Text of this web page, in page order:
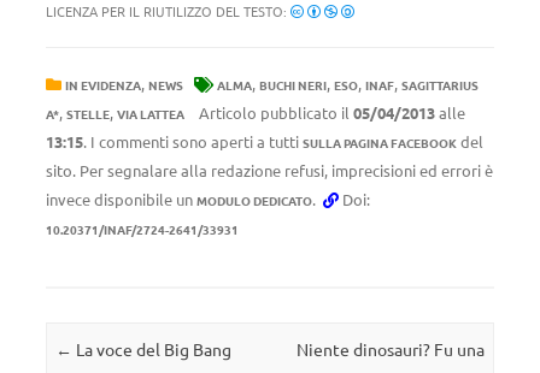
LICENZA PER IL RIUTILIZZO DEL TESTO:
IN EVIDENZA, NEWS ALMA, BUCHI NERI, ESO, INAF, SAGITTARIUS
A*, STELLE, VIA LATTEA Articolo pubblicato il 05/04/2013alle
13:15. I commenti sono aperti a tutti SULLA PAGINA FACEBOOK del
sito. Per segnalare alla redazione refusi, imprecisioni ed errori è
invece disponibile un MODULO DEDICATO. Doi:
10.20371/INAF/2724-2641/33931
Navigazione articolo
← La voce del Big Bang
Niente dinosauri? Fu una